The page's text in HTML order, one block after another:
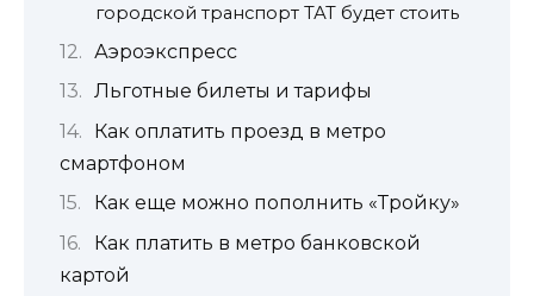
городской транспорт ТАТ будет стоить
Аэроэкспресс
Льготные билеты и тарифы
Как оплатить проезд в метро
смартфоном
Как еще можно пополнить «Тройку»
Как платить в метро банковской
картой